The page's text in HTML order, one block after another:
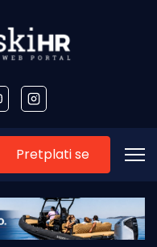
Pretplati se